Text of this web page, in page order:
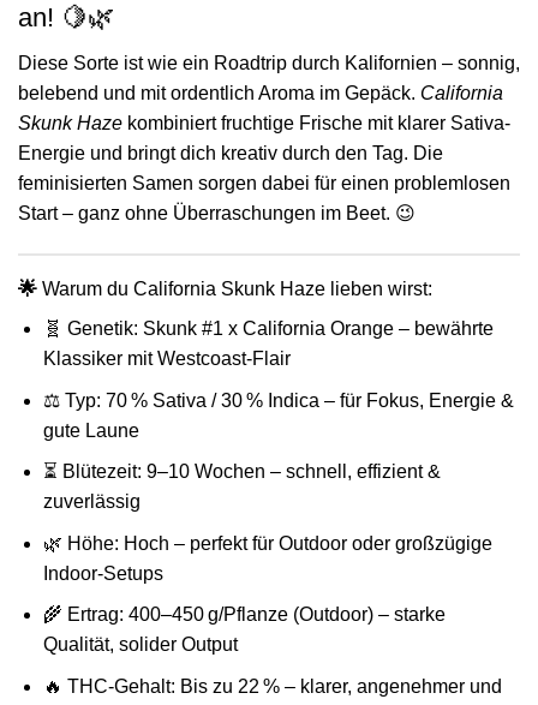
an! 🍋🌿
Diese Sorte ist wie ein Roadtrip durch Kalifornien – sonnig,
belebend und mit ordentlich Aroma im Gepäck. California
Skunk Haze kombiniert fruchtige Frische mit klarer Sativa-
Energie und bringt dich kreativ durch den Tag. Die
feminisierten Samen sorgen dabei für einen problemlosen
Start – ganz ohne Überraschungen im Beet. 😉
🌟 Warum du California Skunk Haze lieben wirst:
🧬 Genetik: Skunk #1 x California Orange – bewährte
Klassiker mit Westcoast-Flair
⚖️ Typ: 70 % Sativa / 30 % Indica – für Fokus, Energie &
gute Laune
⏳ Blütezeit: 9–10 Wochen – schnell, effizient &
zuverlässig
🌿 Höhe: Hoch – perfekt für Outdoor oder großzügige
Indoor-Setups
🌾 Ertrag: 400–450 g/Pflanze (Outdoor) – starke
Qualität, solider Output
🔥 THC-Gehalt: Bis zu 22 % – klarer, angenehmer und